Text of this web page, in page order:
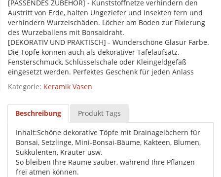
[PASSENDES ZUBEHÖR] - Kunststoffnetze verhindern den
Austritt von Erde, halten Ungeziefer und Insekten fern und
verhindern Wurzelschäden. Löcher am Boden zur Fixierung
des Wurzeballens mit Bonsaidraht.
[DEKORATIV UND PRAKTISCH] - Wunderschöne Glasur Farbe.
Die Töpfe können auch als dekorativer Tafelaufsatz,
Fensterschmuck, Schlüsselschale oder Kleingeldgefäß
eingesetzt werden. Perfektes Geschenk für jeden Anlass
Kategorie: Keramik Vasen
Beschreibung Produkt Tags
Inhalt:Schöne dekorative Töpfe mit Drainagelöchern für
Bonsai, Setzlinge, Mini-Bonsai-Bäume, Kakteen, Blumen,
Sukkulenten, Kräuter usw.
So bleiben Ihre Räume sauber, während Ihre Pflanzen
frei atmen können.